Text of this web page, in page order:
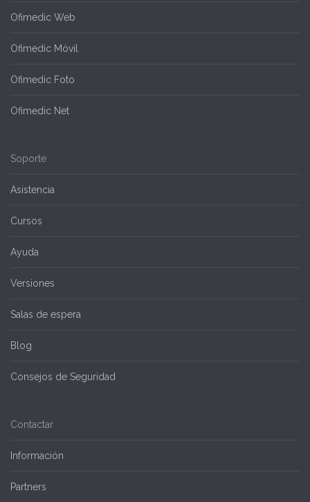
Ofimedic Web
Ofimedic Móvil
Ofimedic Foto
Ofimedic Net
Soporte
Asistencia
Cursos
Ayuda
Versiones
Salas de espera
Blog
Consejos de Seguridad
Contactar
Información
Partners